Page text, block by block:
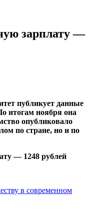
зарплату —
публикует данные
итогам ноября она
опубликовало
по стране, но и по
в современном